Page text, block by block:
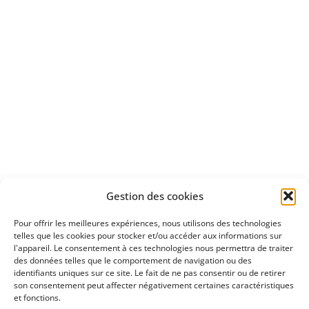
Gestion des cookies
Pour offrir les meilleures expériences, nous utilisons des technologies
telles que les cookies pour stocker et/ou accéder aux informations sur
l'appareil. Le consentement à ces technologies nous permettra de traiter
des données telles que le comportement de navigation ou des
identifiants uniques sur ce site. Le fait de ne pas consentir ou de retirer
son consentement peut affecter négativement certaines caractéristiques
et fonctions.
Découvrez